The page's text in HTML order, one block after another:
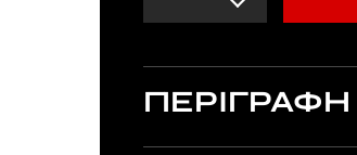
ΠΕΡΙΓΡΑΦΗ